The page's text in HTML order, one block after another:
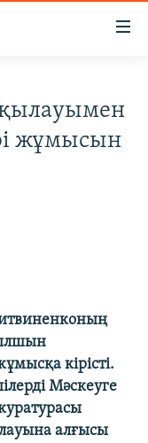
жұмысын
кірісті.
Мәскеуге
алғысы